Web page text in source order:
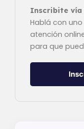
Inscribite vía
Hablá con
atención
para que